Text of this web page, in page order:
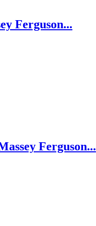
Ferguson...
Ferguson...